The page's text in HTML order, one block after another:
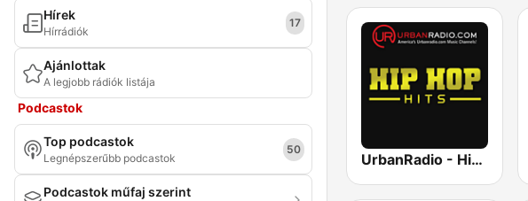
Hírek
Hírrádiók
17
Ajánlottak
A legjobb rádiók listája
Podcastok
Top podcastok
Legnépszerűbb podcastok
50
Podcastok műfaj szerint
UrbanRadio - Hip Hop Hits